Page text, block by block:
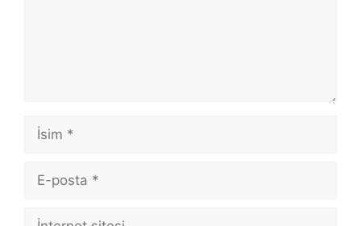
İsim
posta
İnternet